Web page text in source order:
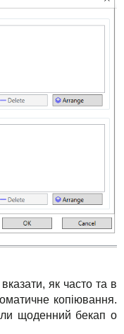
як часто та в
копіювання.
щоденний бекап о